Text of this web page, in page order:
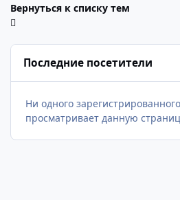
Вернуться к списку тем
Последние посетители
Ни одного
просматривает данную